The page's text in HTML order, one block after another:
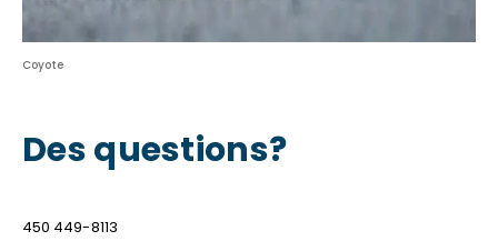
Coyote
Des questions?
450 449-8113